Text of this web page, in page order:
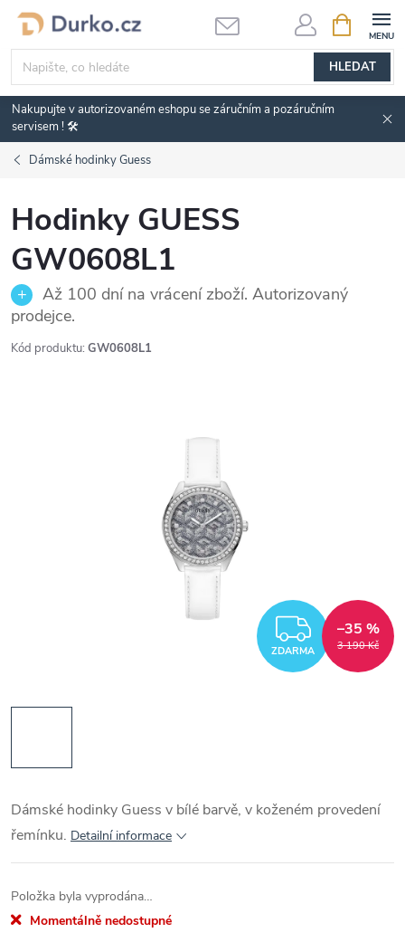
Přejít
obsah
HLEDAT
NÁKUPNÍ
KOŠÍK
Nakupujte v autorizovaném eshopu se záručním a pozáručním
servisem ! 🛠️
Dámské hodinky Guess
Hodinky GUESS
GW0608L1
Až 100 dní na vrácení zboží. Autorizovaný
prodejce.
Kód produktu: GW0608L1
ZDARMA 3 190 Kč
–35 %
Dámské hodinky Guess v bílé barvě, v koženém provedení
řemínku. Detailní informace
Položka byla vyprodána…
Momentálně nedostupné